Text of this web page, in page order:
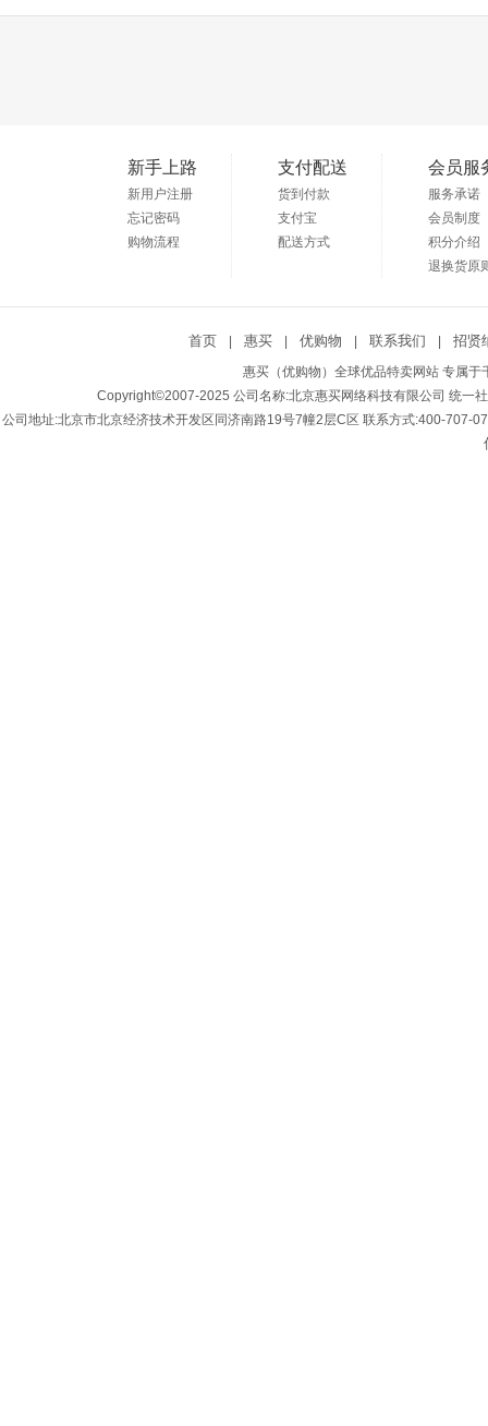
新手上路
新用户注册
忘记密码
购物流程
支付配送
货到付款
支付宝
配送方式
会员服
服务承诺
会员制度
积分介绍
退换货原
首页 惠买 优购物 联系我们 招贤
惠买（优购物）全球优品特卖网站 专属
Copyright©2007-2025 公司名称:北京惠买网络科技有限公司 统一
公司地址:北京市北京经济技术开发区同济南路19号7幢2层C区 联系方式:400-707-